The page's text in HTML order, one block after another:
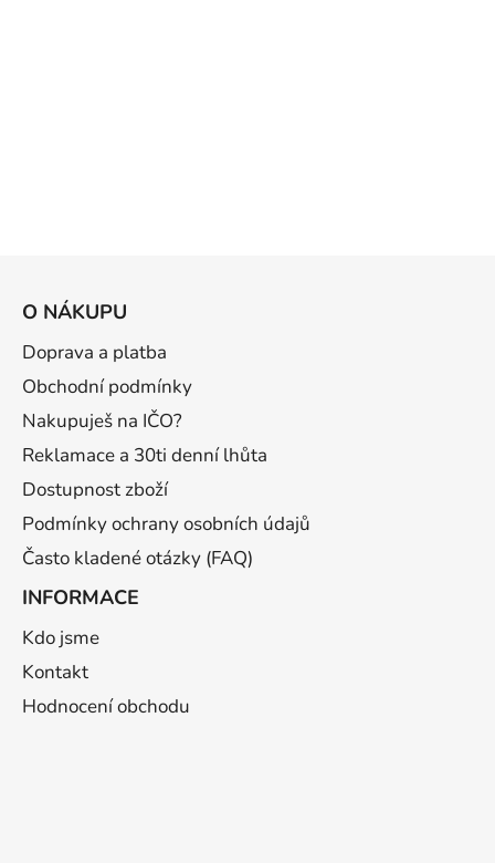
O NÁKUPU
Doprava a platba
Obchodní podmínky
Nakupuješ na IČO?
Reklamace a 30ti denní lhůta
Dostupnost zboží
Podmínky ochrany osobních údajů
Často kladené otázky (FAQ)
INFORMACE
Kdo jsme
Kontakt
Hodnocení obchodu